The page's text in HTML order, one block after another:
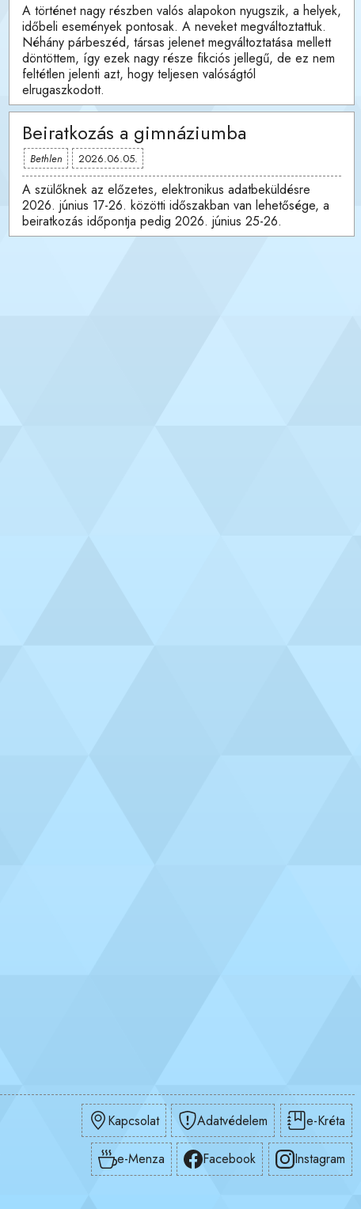
A történet nagy részben valós alapokon nyugszik, a helyek,
időbeli események pontosak. A neveket megváltoztattuk.
Néhány párbeszéd, társas jelenet megváltoztatása mellett
döntöttem, így ezek nagy része fikciós jellegű, de ez nem
feltétlen jelenti azt, hogy teljesen valóságtól
elrugaszkodott.
Beiratkozás a gimnáziumba
Bethlen 2026.06.05.
A szülőknek az előzetes, elektronikus adatbeküldésre
2026. június 17-26. közötti időszakban van lehetősége, a
beiratkozás időpontja pedig 2026. június 25-26.
Kapcsolat Adatvédelem e-Kréta
e-Menza Facebook
Instagram